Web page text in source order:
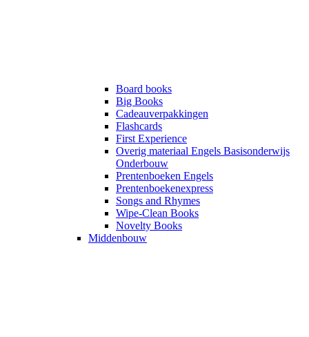
Board books
Big Books
Cadeauverpakkingen
Flashcards
First Experience
Overig materiaal Engels Basisonderwijs
Onderbouw
Prentenboeken Engels
Prentenboekenexpress
Songs and Rhymes
Wipe-Clean Books
Novelty Books
Middenbouw